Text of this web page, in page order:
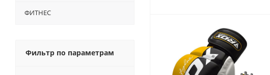
ФИТНЕС
Фильтр по параметрам